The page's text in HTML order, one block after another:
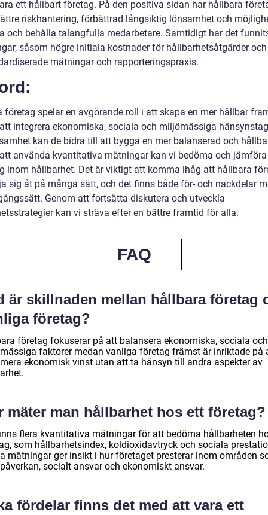
ett hållbart företag. På den positiva sidan har hållbara
riskhantering, förbättrad långsiktig lönsamhet och
och behålla talangfulla medarbetare. Samtidigt har det
såsom högre initiala kostnader för hållbarhetsåtgärder
mätningar och rapporteringspraxis.
företag spelar en avgörande roll i att skapa en mer hållbar
integrera ekonomiska, sociala och miljömässiga
kan de bidra till att bygga en mer balanserad och
använda kvantitativa mätningar kan vi bedöma och
inom hållbarhet. Det är viktigt att komma ihåg att hållbara
sig åt på många sätt, och det finns både för- och nackdelar
Genom att fortsätta diskutera och utveckla
kan vi sträva efter en bättre framtid för alla.
FAQ
är skillnaden mellan hållbara företag
företag?
företag fokuserar på att balansera ekonomiska, sociala och
faktorer medan vanliga företag främst är inriktade på
ekonomisk vinst utan att ta hänsyn till andra aspekter av
mäter man hållbarhet hos ett företag?
flera kvantitativa mätningar för att bedöma hållbarheten
som hållbarhetsindex, koldioxidavtryck och sociala
mätningar ger insikt i hur företaget presterar inom områden
socialt ansvar och ekonomiskt ansvar.
fördelar finns det med att vara ett